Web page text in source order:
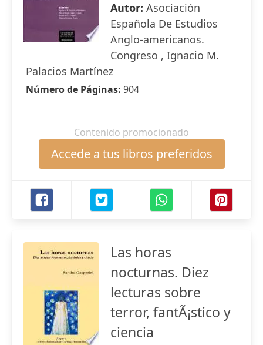
Autor: Asociación
Española De Estudios
Anglo-americanos.
Congreso , Ignacio M.
Palacios Martínez
Número de Páginas: 904
Contenido promocionado
Accede a tus libros preferidos
Las horas
nocturnas. Diez
lecturas sobre
terror, fantÃ¡stico y
ciencia